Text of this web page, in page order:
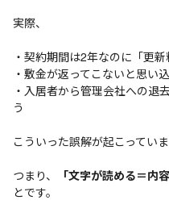
実際、
・契約期間は2年なのに「更
・敷金が返ってこないと思い
・入居者から管理会社への退
う
こういった誤解が起こっていま
つまり、 「文字が読める＝内
とです。